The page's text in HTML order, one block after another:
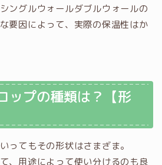
ングルウォールダブルウォールの
要因によって、実際の保温性はか
ップの種類は？【形
ってもその形状はさまざま。
、用途によって使い分けるのも良